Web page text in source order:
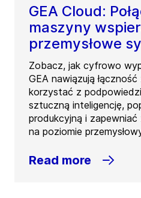
GEA Cloud:
maszyny
przemysłowe
Zobacz, jak cyfrowo
GEA nawiązują
korzystać z
sztuczną inteligencję,
produkcyjną i
na poziomie
Read more